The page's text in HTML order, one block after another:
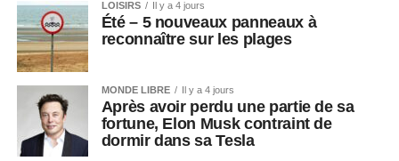
LOISIRS Il y a 4 jours
Été – 5 nouveaux panneaux à
reconnaître sur les plages
MONDE LIBRE Il y a 4 jours
Après avoir perdu une partie de sa
fortune, Elon Musk contraint de
dormir dans sa Tesla